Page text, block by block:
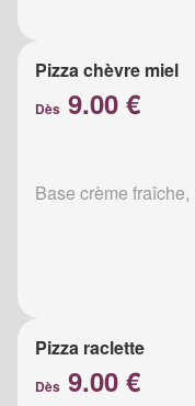
Pizza chèvre miel
Dès 9.00 €
Base crème
Pizza raclette
Dès 9.00 €